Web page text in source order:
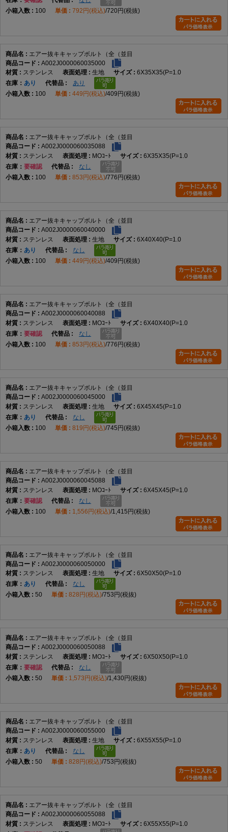
呼び径、長さ、並目ピッチを相手側のめねじと照合します。本商品は全ねじとして
能はデータにないため、名称だけで性能を断定しないでください。
表面処理
データ掲載処理は生地とMOコートです。MOコートの具体的な仕様や性能はデー
タに記載されていません。
エアー抜き通路の形状、使用圧力、温度、流体、真空条件、漏れ許容量などをメー
向いている用途
エアー抜き仕様のボルトが指定された箇所
装置内部や締結部から空気やガスを逃がす必要がある箇所
全ねじのキャップボルトが指定された締結
既存品と呼び径、長さ、ピッチ、材質、表面処理が一致する交換作業
向かない用途
エアー抜き通路が不要な箇所
細目または特殊ピッチが指定された箇所
強度、耐圧、耐熱、耐食性能をデータだけで判断する用途
規格について
一般的な六角穴付きボルトやメートル並目ねじには、JIS規格やISO規格で呼び
径、ピッチ、頭部寸法、六角穴寸法などが定められているものがあります。本商品
のデータにも、M2からM16までの呼び径と並目ピッチが登録されています。
ん。そのため、一般的な六角穴付きボルトの寸法規格や、特定のエアー抜きボルト
規格に完全適合するとは断定できません。
規格適合、互換性、頭部寸法、六角穴寸法、エアー抜き構造が重要な場合は、商品
図面、メーカー仕様書、現用品の寸法を確認してください。
A1. エアー抜き用途に使用する、六角穴付きのキャップボルトとして登録された商
品です。
Q2. サイズ範囲はどこまでですか。
A2. M2×3（P=0.4）からM16×90（P=2.0）まで、実質143サイズです。
Q4. 材質は何がありますか。
A4. ステンレス、チタン、SUS316Lが登録されています。
A5. 生地とMOコートの2種類です。データにない処理は追加していません。
Q6. 全ねじとは何ですか。
A6. ボルト軸部のほぼ全長にねじ山が設けられた形状です。
Q7. 並目とは何ですか。
A7. 同じ呼び径で一般的に用いられる標準的なピッチ系列です。
データにありません。
Q9. 真空装置で使用できますか。
A9. 真空度、漏れ量、アウトガスなどの情報がないため、データだけでは判断でき
ません。
Q11. 六角穴付きボルトとの違いは何ですか。
A11. 基本分類は六角穴付きボルトですが、本商品は商品名にエアー抜き用途が明
100
792円(税込) 720円(税抜)
エアー抜キキャップボルト（全（並目
A002J0000060035000
ステンレス
生地
6X35X35(P=1.0
在庫
あり
あり
100
449円(税込) 409円(税抜)
エアー抜キキャップボルト（全（並目
A002J0000060035088
ステンレス
MOｺｰﾄ
6X35X35(P=1.0
在庫
要確認
なし
100
853円(税込) 776円(税抜)
エアー抜キキャップボルト（全（並目
A002J0000060040000
ステンレス
生地
6X40X40(P=1.0
在庫
あり
なし
100
449円(税込) 409円(税抜)
エアー抜キキャップボルト（全（並目
A002J0000060040088
ステンレス
MOｺｰﾄ
6X40X40(P=1.0
在庫
要確認
なし
100
853円(税込) 776円(税抜)
エアー抜キキャップボルト（全（並目
A002J0000060045000
ステンレス
生地
6X45X45(P=1.0
在庫
あり
なし
100
819円(税込) 745円(税抜)
エアー抜キキャップボルト（全（並目
A002J0000060045088
ステンレス
MOｺｰﾄ
6X45X45(P=1.0
在庫
要確認
なし
100
1,556円(税込) 1,415円(税抜)
エアー抜キキャップボルト（全（並目
A002J0000060050000
ステンレス
生地
6X50X50(P=1.0
在庫
あり
なし
50
828円(税込) 753円(税抜)
エアー抜キキャップボルト（全（並目
A002J0000060050088
ステンレス
MOｺｰﾄ
6X50X50(P=1.0
在庫
要確認
なし
50
1,573円(税込) 1,430円(税抜)
エアー抜キキャップボルト（全（並目
A002J0000060055000
ステンレス
生地
6X55X55(P=1.0
在庫
あり
なし
50
828円(税込) 753円(税抜)
エアー抜キキャップボルト（全（並目
A002J0000060055088
ステンレス
MOｺｰﾄ
6X55X55(P=1.0